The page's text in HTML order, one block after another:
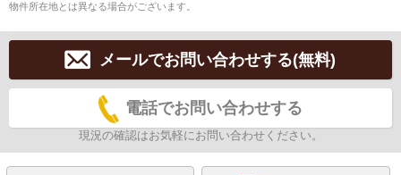
物件所在地とは異なる場合がございます。
メールでお問い合わせする(無料)
電話でお問い合わせする
現況の確認はお気軽にお問い合わせください。